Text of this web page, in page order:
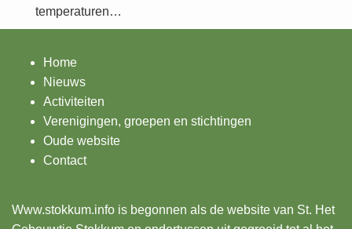
temperaturen…
Home
Nieuws
Activiteiten
Verenigingen, groepen en stichtingen
Oude website
Contact
Www.stokkum.info is begonnen als de website van St. Het